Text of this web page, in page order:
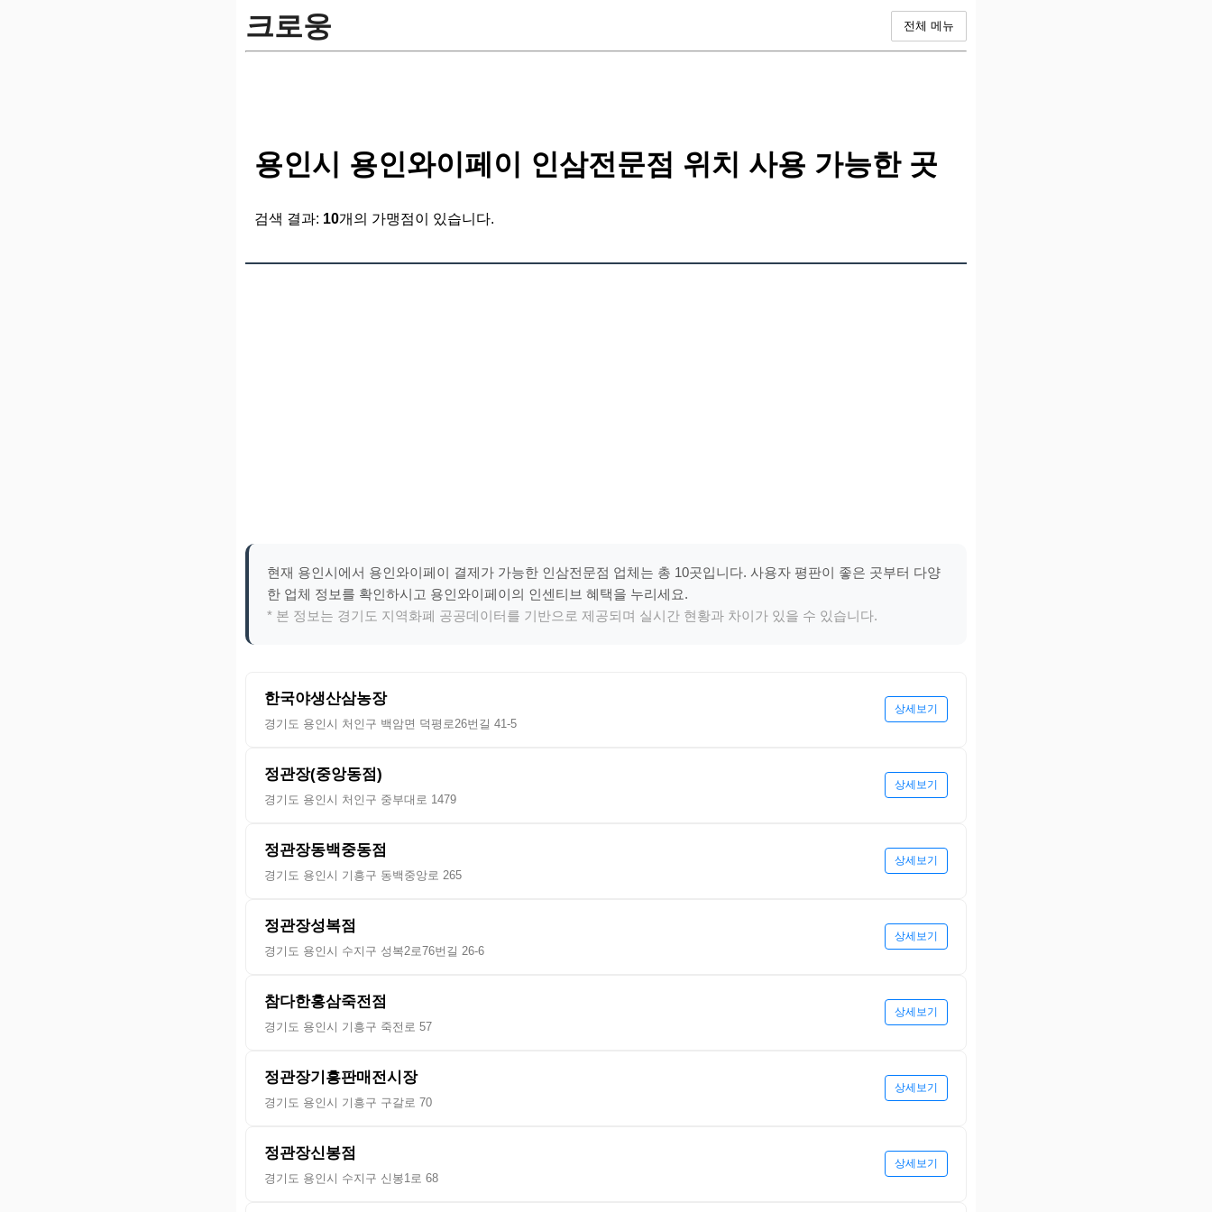
크로웅 전체 메뉴
용인시 용인와이페이 인삼전문점 위치 사용 가능한 곳
검색 결과: 10개의 가맹점이 있습니다.
현재 용인시에서 용인와이페이 결제가 가능한 인삼전문점 업체는 총 10곳입니다. 사용자 평판이 좋은 곳부터 다양
한 업체 정보를 확인하시고 용인와이페이의 인센티브 혜택을 누리세요.
* 본 정보는 경기도 지역화폐 공공데이터를 기반으로 제공되며 실시간 현황과 차이가 있을 수 있습니다.
한국야생산삼농장
경기도 용인시 처인구 백암면 덕평로26번길 41-5
상세보기
정관장(중앙동점)
경기도 용인시 처인구 중부대로 1479
상세보기
정관장동백중동점
경기도 용인시 기흥구 동백중앙로 265
상세보기
정관장성복점
경기도 용인시 수지구 성복2로76번길 26-6
상세보기
참다한홍삼죽전점
경기도 용인시 기흥구 죽전로 57
상세보기
정관장기흥판매전시장
경기도 용인시 기흥구 구갈로 70
상세보기
정관장신봉점
경기도 용인시 수지구 신봉1로 68
상세보기